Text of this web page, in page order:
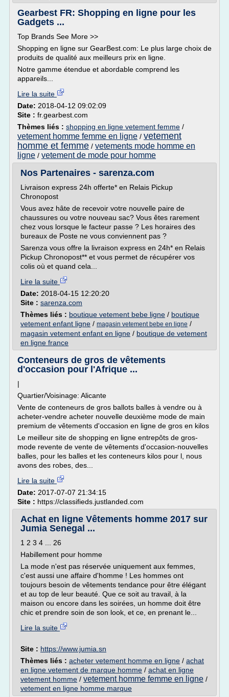
Gearbest FR: Shopping en ligne pour les
Gadgets ...
Top Brands See More >>
Shopping en ligne sur GearBest.com: Le plus large choix de
produits de qualité aux meilleurs prix en ligne.
Notre gamme étendue et abordable comprend les
appareils...
Lire la suite
Date: 2018-04-12 09:02:09
Site : fr.gearbest.com
Thèmes liés : shopping en ligne vetement femme /
vetement homme femme en ligne / vetement
homme et femme / vetements mode homme en
ligne / vetement de mode pour homme
Nos Partenaires - sarenza.com
Livraison express 24h offerte* en Relais Pickup
Chronopost
Vous avez hâte de recevoir votre nouvelle paire de
chaussures ou votre nouveau sac? Vous êtes rarement
chez vous lorsque le facteur passe ? Les horaires des
bureaux de Poste ne vous conviennent pas ?
Sarenza vous offre la livraison express en 24h* en Relais
Pickup Chronopost** et vous permet de récupérer vos
colis où et quand cela...
Lire la suite
Date: 2018-04-15 12:20:20
Site : sarenza.com
Thèmes liés : boutique vetement bebe ligne / boutique
vetement enfant ligne / magasin vetement bebe en ligne /
magasin vetement enfant en ligne / boutique de vetement
en ligne france
Conteneurs de gros de vêtements
d'occasion pour l'Afrique ...
|
Quartier/Voisinage: Alicante
Vente de conteneurs de gros ballots balles à vendre ou à
acheter-vendre acheter nouvelle deuxième mode de main
premium de vêtements d'occasion en ligne de gros en kilos
Le meilleur site de shopping en ligne entrepôts de gros-
mode revente de vente de vêtements d'occasion-nouvelles
balles, pour les balles et les conteneurs kilos pour l, nous
avons des robes, des...
Lire la suite
Date: 2017-07-07 21:34:15
Site : https://classifieds.justlanded.com
Achat en ligne Vêtements homme 2017 sur
Jumia Senegal ...
1 2 3 4 ... 26
Habillement pour homme
La mode n'est pas réservée uniquement aux femmes,
c'est aussi une affaire d'homme ! Les hommes ont
toujours besoin de vêtements tendance pour être élégant
et au top de leur beauté. Que ce soit au travail, à la
maison ou encore dans les soirées, un homme doit être
chic et prendre soin de son look, et ce, en prenant le...
Lire la suite
Site : https://www.jumia.sn
Thèmes liés : acheter vetement homme en ligne / achat
en ligne vetement de marque homme / achat en ligne
vetement homme / vetement homme femme en ligne /
vetement en ligne homme marque